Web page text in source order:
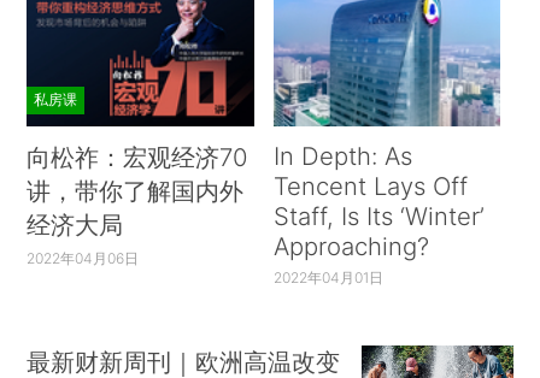
私房课
向松祚：宏观经济70
讲，带你了解国内外
经济大局
2022年04月06日
In Depth: As
Tencent Lays Off
Staff, Is Its ‘Winter’
Approaching?
2022年04月01日
最新财新周刊｜欧洲高温改变